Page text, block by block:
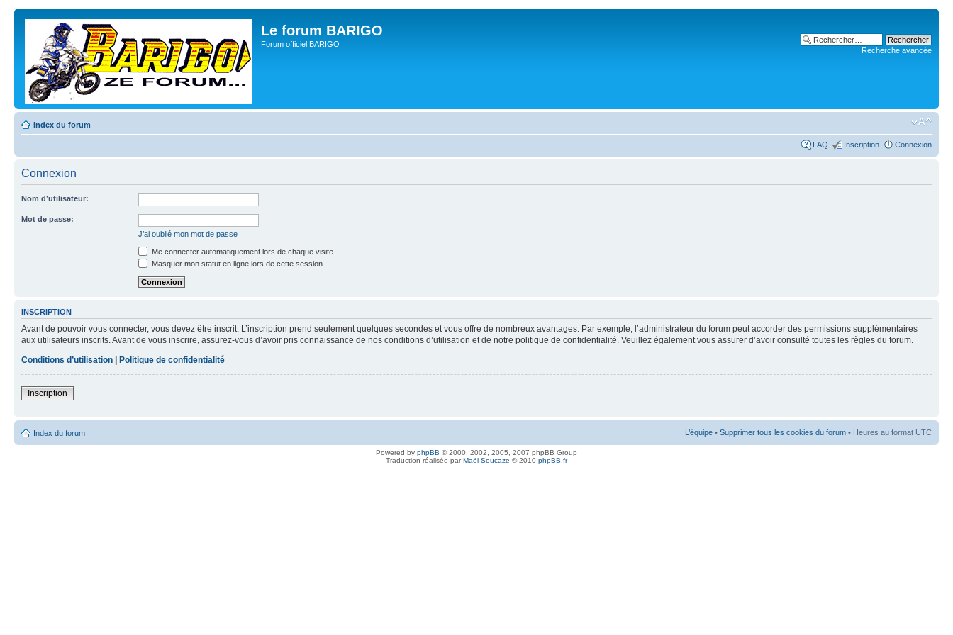
Le forum BARIGO
Forum officiel BARIGO
Recherche avancée
Index du forum
FAQ Inscription Connexion
Connexion
Nom d’utilisateur:
Mot de passe:
J’ai oublié mon mot de passe
Me connecter automatiquement lors de chaque visite
Masquer mon statut en ligne lors de cette session
INSCRIPTION
Avant de pouvoir vous connecter, vous devez être inscrit. L’inscription prend seulement quelques secondes et vous offre de nombreux avantages. Par exemple, l’administrateur du forum peut accorder des permissions supplémentaires
aux utilisateurs inscrits. Avant de vous inscrire, assurez-vous d’avoir pris connaissance de nos conditions d’utilisation et de notre politique de confidentialité. Veuillez également vous assurer d’avoir consulté toutes les règles du forum.
Conditions d’utilisation | Politique de confidentialité
Inscription
Index du forum L’équipe • Supprimer tous les cookies du forum • Heures au format UTC
Powered by phpBB © 2000, 2002, 2005, 2007 phpBB Group
Traduction réalisée parMaël Soucaze © 2010 phpBB.fr